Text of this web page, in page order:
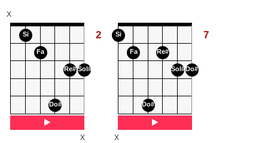
Si
Fa
Do#
Re# Sol#
X
2 Si
Fa
Do#
Re#
Sol# Do#
7
X X